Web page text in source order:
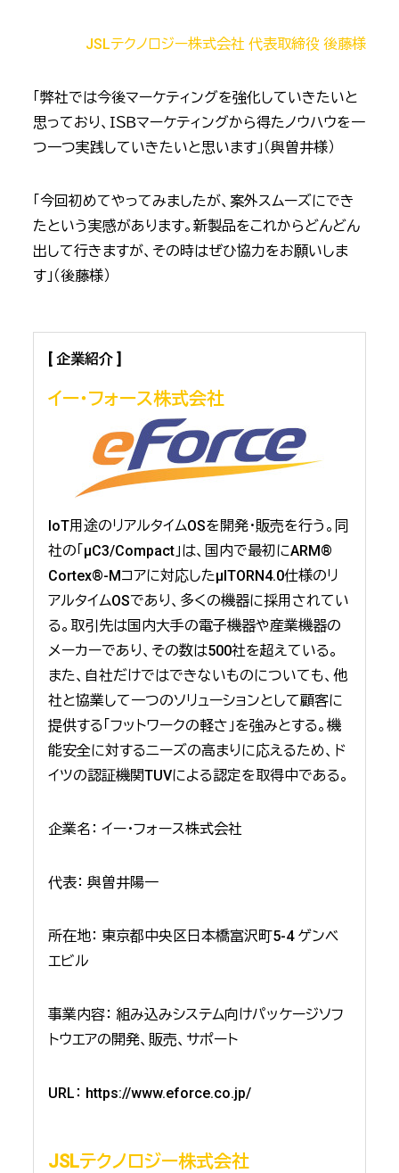
JSLテクノロジー株式会社 代表取締役 後藤様
「弊社では今後マーケティングを強化していきたいと
思っており、ＩＳＢマーケティングから得たノウハウを一
つ一つ実践していきたいと思います」（與曽井様）
「今回初めてやってみましたが、案外スムーズにでき
たという実感があります。新製品をこれからどんどん
出して行きますが、その時はぜひ協力をお願いしま
す」（後藤様）
[企業紹介 ]
イー・フォース株式会社
IoT用途のリアルタイムOSを開発・販売を行う。同
社の「μC3/Compact」は、国内で最初にARM®
Cortex®-Mコアに対応したμITORN4.0仕様のリ
アルタイムOSであり、多くの機器に採用されてい
る。取引先は国内大手の電子機器や産業機器の
メーカーであり、その数は500社を超えている。
また、自社だけではできないものについても、他
社と協業して一つのソリューションとして顧客に
提供する「フットワークの軽さ」を強みとする。機
能安全に対するニーズの高まりに応えるため、ド
イツの認証機関TUVによる認定を取得中である。
企業名： イー・フォース株式会社
代表： 與曽井陽一
所在地： 東京都中央区日本橋富沢町5-4 ゲンベ
エビル
事業内容： 組み込みシステム向けパッケージソフ
トウエアの開発、販売、サポート
URL： https://www.eforce.co.jp/
JSLテクノロジー株式会社